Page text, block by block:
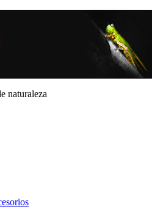
naturaleza